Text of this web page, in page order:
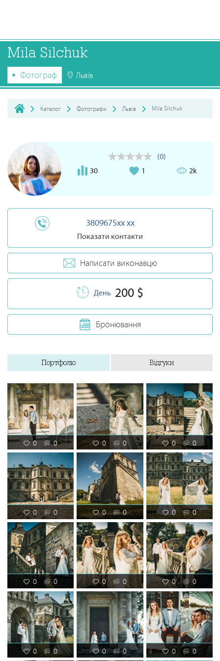
Mila Silchuk
Фотограф Львів
Каталог Фотографи Львів Mila Silchuk
(0)
30
1 2k
3809675xx xx
Показати контакти
Написати виконавцю
День 200 $
Бронювання
Портфоліо Відгуки
0 0 0 0 0 0
0 0 0 0 0 0
0 0 0 0 0 0
0 0 0 0 0 0